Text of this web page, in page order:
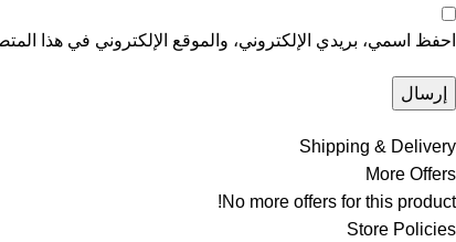
احفظ اسمي، بريدي الإلكتروني، والموقع الإلكتروني في هذا
Shipping & Delivery
More Offers
No more offers for this product!
Store Policies